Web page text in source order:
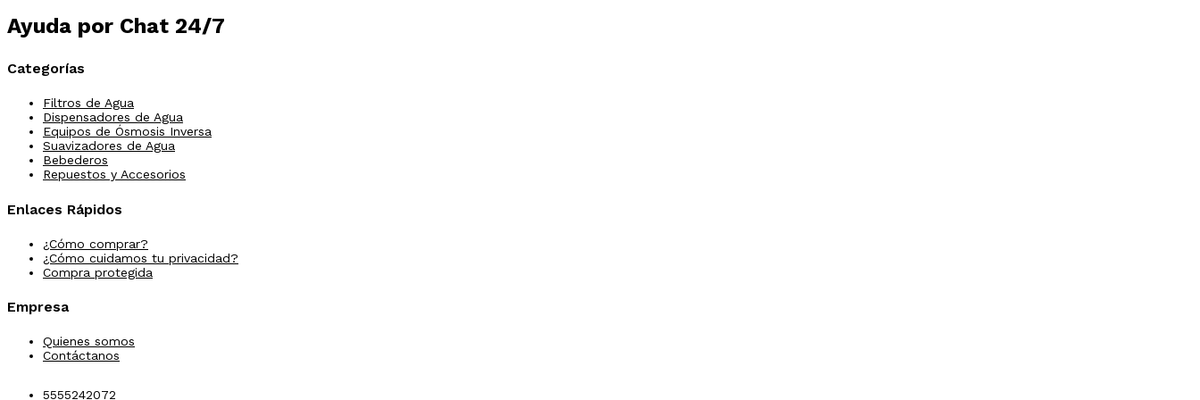
Ayuda por Chat 24/7
Categorías
Filtros de Agua
Dispensadores de Agua
Equipos de Ósmosis Inversa
Suavizadores de Agua
Bebederos
Repuestos y Accesorios
Enlaces Rápidos
¿Cómo comprar?
¿Cómo cuidamos tu privacidad?
Compra protegida
Empresa
Quienes somos
Contáctanos
5555242072